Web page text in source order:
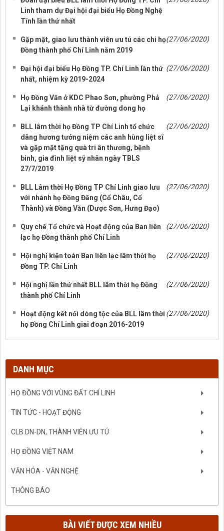
Linh tham dự Đại hội đại biểu Họ Đồng Nghệ
Tĩnh lần thứ nhất
Gặp mặt, giao lưu thành viên ưu tú các chi họ
Đồng thành phố Chí Linh năm 2019
(27/06/2020)
Đại hội đại biểu Họ Đồng TP. Chí Linh lần thứ
nhất, nhiệm kỳ 2019-2024
(27/06/2020)
Họ Đồng Văn ở KDC Phao Sơn, phường Phả
Lại khánh thành nhà từ đường dong họ
(27/06/2020)
BLL lâm thời họ Đồng TP Chí Linh tổ chức
dâng hương tưởng niệm các anh hùng liệt sĩ
và gặp mặt tặng quà tri ân thương, bệnh
binh, gia đình liệt sỹ nhân ngày TBLS
27/7/2019
(27/06/2020)
BLL Lâm thời Họ Đồng TP Chí Linh giao lưu
với nhánh họ Đồng Đăng (Cổ Châu, Cổ
Thành) và Đồng Văn (Dược Sơn, Hưng Đạo)
(27/06/2020)
Quy chế Tổ chức và Hoạt động của Ban liên
lạc họ Đồng thành phố Chí Linh
(27/06/2020)
Hội nghị kiện toàn Ban liên lạc lâm thời họ
Đồng TP. Chí Linh
(27/06/2020)
Hội nghị lần thứ nhất BLL lâm thời họ Đồng
thành phố Chí Linh
(27/06/2020)
Hoạt động kết nối dòng tộc của BLL lâm thời
họ Đồng Chí Linh giai đoạn 2016-2019
(27/06/2020)
DANH MỤC
HỌ ĐỒNG VỚI VÙNG ĐẤT CHÍ LINH
TIN TỨC - HOẠT ĐỘNG
CLB DN-DN, THÀNH VIÊN ƯU TÚ
HỌ ĐỒNG VIỆT NAM
VĂN HÓA - VĂN NGHỆ
THÔNG BÁO
BÀI VIẾT ĐƯỢC XEM NHIỀU